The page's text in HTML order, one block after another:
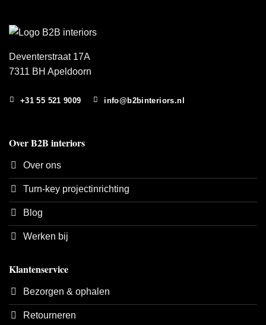
Deventerstraat 17A
7311 BH Apeldoorn
+31 55 521 9009 info@b2binteriors.nl
Over B2B interiors
Over ons
Turn-key projectinrichting
Blog
Werken bij
Klantenservice
Bezorgen & ophalen
Retourneren